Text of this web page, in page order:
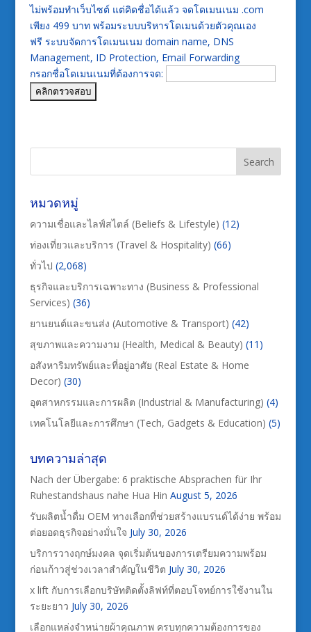
ไม่พร้อมทำเว็บไซต์ แต่คิดชื่อได้แล้ว จดโดเมนเนม .com
เพียง 499 บาท พร้อมระบบบริหารโดเมนด้วยตัวคุณเอง
ฟรี ระบบจัดการโดเมนเนม domain name, DNS
Management, ID Protection, Email Forwarding
กรอกชื่อโดเมนเนมที่ต้องการจด:
หมวดหมู่
ความเชื่อและไลฟ์สไตล์ (Beliefs & Lifestyle) (12)
ท่องเที่ยวและบริการ (Travel & Hospitality) (66)
ทั่วไป (2,068)
ธุรกิจและบริการเฉพาะทาง (Business & Professional
Services) (36)
ยานยนต์และขนส่ง (Automotive & Transport) (42)
สุขภาพและความงาม (Health, Medical & Beauty) (11)
อสังหาริมทรัพย์และที่อยู่อาศัย (Real Estate & Home
Decor) (30)
อุตสาหกรรมและการผลิต (Industrial & Manufacturing) (4)
เทคโนโลยีและการศึกษา (Tech, Gadgets & Education) (5)
บทความล่าสุด
Nach der Übergabe: 6 praktische Absprachen für Ihr
Ruhestandshaus nahe Hua Hin August 5, 2026
รับผลิตน้ำดื่ม OEM ทางเลือกที่ช่วยสร้างแบรนด์ได้ง่าย พร้อม
ต่อยอดธุรกิจอย่างมั่นใจ July 30, 2026
บริการวางฤกษ์มงคล จุดเริ่มต้นของการเตรียมความพร้อม
ก่อนก้าวสู่ช่วงเวลาสำคัญในชีวิต July 30, 2026
x lift กับการเลือกบริษัทติดตั้งลิฟท์ที่ตอบโจทย์การใช้งานใน
ระยะยาว July 30, 2026
เลือกแหล่งจำหน่ายผ้าคุณภาพ ครบทุกความต้องการของ